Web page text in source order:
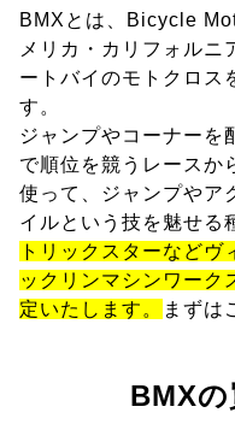
BMXとは、Bicycle
メリカ・カリフォルニ
ートバイのモトクロス
す。
ジャンプやコーナーを
で順位を競うレースか
使って、ジャンプやア
イルという技を魅せる
トリックスターなど
ックリンマシンワーク
定いたします。
まずは
BMXの